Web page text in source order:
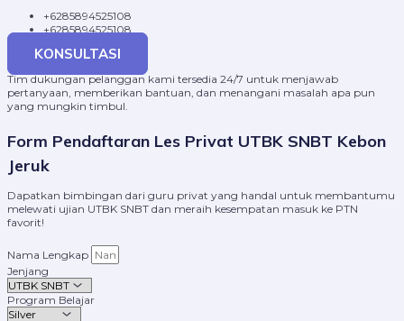
+6285894525108
+6285894525108
KONSULTASI
Tim dukungan pelanggan kami tersedia 24/7 untuk menjawab
pertanyaan, memberikan bantuan, dan menangani masalah apa pun
yang mungkin timbul.
Form Pendaftaran Les Privat UTBK SNBT Kebon
Jeruk
Dapatkan bimbingan dari guru privat yang handal untuk membantumu
melewati ujian UTBK SNBT dan meraih kesempatan masuk ke PTN
favorit!
Nama Lengkap
Jenjang
Program Belajar